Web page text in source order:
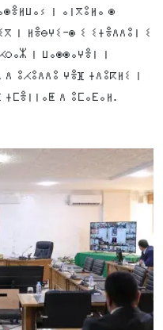
ⵏ ⴰⵏⴳⵓⵍⴰ ⵙ
ⵏ ⵍⴻⴱⵖⵉ-ⵙ ⵉ ⵉⵜⴻⴷⴷⵓⵏ ⵉ
ⵏ ⵡⴰⵙⵙⴰⵖⴻⵏ ⵏ
ⵓⵃⵓⴷⴷⵓ ⵖⴻⴼ ⵜⴷⵓⴽⵍⵉ ⵏ
ⴷ ⵓⵎⴰⴹⴰⵍ.